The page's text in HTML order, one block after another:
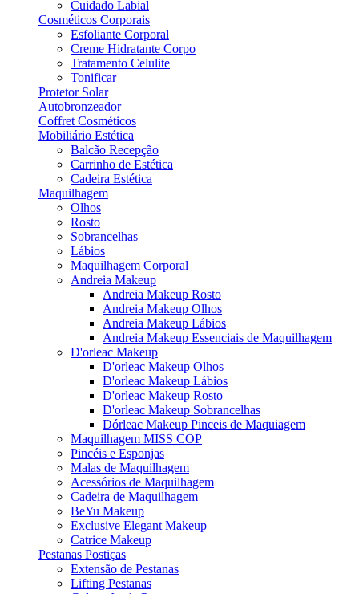
Cuidado Labial
Cosméticos Corporais
Esfoliante Corporal
Creme Hidratante Corpo
Tratamento Celulite
Tonificar
Protetor Solar
Autobronzeador
Coffret Cosméticos
Mobiliário Estética
Balcão Recepção
Carrinho de Estética
Cadeira Estética
Maquilhagem
Olhos
Rosto
Sobrancelhas
Lábios
Maquilhagem Corporal
Andreia Makeup
Andreia Makeup Rosto
Andreia Makeup Olhos
Andreia Makeup Lábios
Andreia Makeup Essenciais de Maquilhagem
D'orleac Makeup
D'orleac Makeup Olhos
D'orleac Makeup Lábios
D'orleac Makeup Rosto
D'orleac Makeup Sobrancelhas
Dórleac Makeup Pinceis de Maquiagem
Maquilhagem MISS COP
Pincéis e Esponjas
Malas de Maquilhagem
Acessórios de Maquilhagem
Cadeira de Maquilhagem
BeYu Makeup
Exclusive Elegant Makeup
Catrice Makeup
Pestanas Postiças
Extensão de Pestanas
Lifting Pestanas